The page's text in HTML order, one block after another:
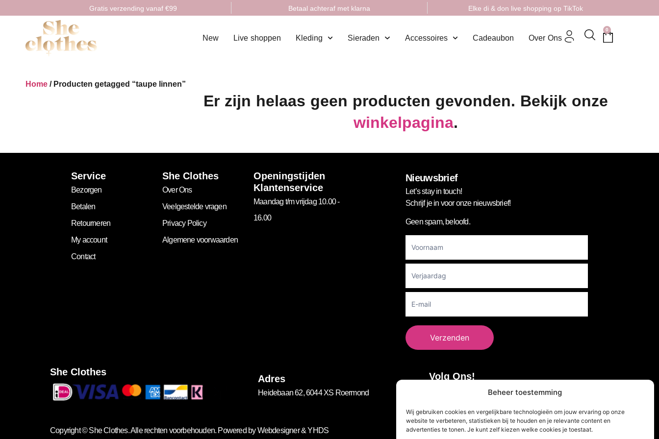
Beheer toestemming
Wij gebruiken cookies en vergelijkbare technologieën om jouw ervaring op onze
website te verbeteren, statistieken bij te houden en je relevante content en
advertenties te tonen. Je kunt zelf kiezen welke cookies je toestaat.
Gratis verzending vanaf €99 Betaal achteraf met klarna Elke di & don live shopping op TikTok
New Live shoppen Kleding Sieraden Accessoires Cadeaubon Over Ons
0
Home / Producten getagged “taupe linnen”
Er zijn helaas geen producten gevonden. Bekijk onze
winkelpagina.
Service
Bezorgen
Betalen
Retourneren
My account
Contact
She Clothes
Over Ons
Veelgestelde vragen
Privacy Policy
Algemene voorwaarden
Openingstijden
Klantenservice
Maandag t/m vrijdag 10.00 -
16.00
Nieuwsbrief
Let’s stay in touch!
Schrijf je in voor onze nieuwsbrief!
Geen spam, beloofd.
Newsletter
Verzenden
She Clothes
Adres
Heidebaan 62, 6044 XS Roermond
Volg Ons!
Copyright ©She Clothes. Alle rechten voorbehouden. Powered byWebdesigner&YHDS